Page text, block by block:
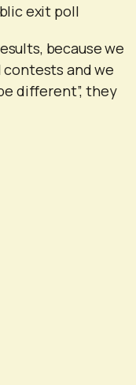
exit poll
because we
and we
different”, they